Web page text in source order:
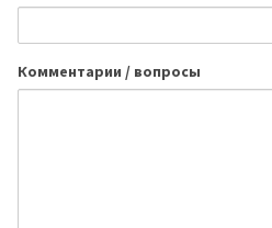
Комментарии / вопросы